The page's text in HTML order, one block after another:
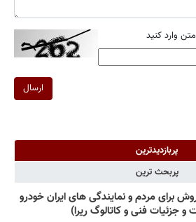
وارد کنید
ارسال
پربازدیدترین
پربحث ترین
برای مردم و نمایندگی های ایران خودرو
فنی و کاتالوگ ریرا)